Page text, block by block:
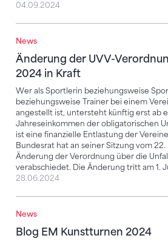
04.09.2024
News
Änderung der UVV-
2024 in Kraft
Wer als Sportlerin beziehungsweise
beziehungsweise Trainer bei einem
angestellt ist, untersteht künftig erst ab
Jahreseinkommen der obligatorischen
ist eine finanzielle Entlastung der
Bundesrat hat an seiner Sitzung vom
Änderung der Verordnung über die
verabschiedet. Die Änderung tritt am 1.
Änderung der UVV-
28.06.2024
News
Blog EM Kunstturnen 2024
Blog EM Kunstturnen 2024